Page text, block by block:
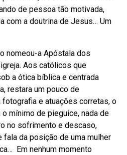
de pessoa tão motivada,
com a doutrina de Jesus… Um
nomeou-a Apóstala dos
Aos católicos que
a ótica bíblica e centrada
restara um pouco de
fotografia e atuações corretas, o
mínimo de pieguice, nada de
no sofrimento e descaso,
fala da posição de uma mulher
Em nenhum momento